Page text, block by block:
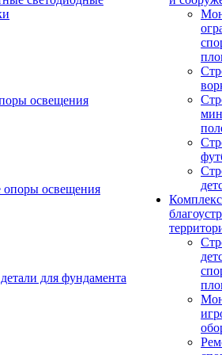
освещения
освещения
для фундамента